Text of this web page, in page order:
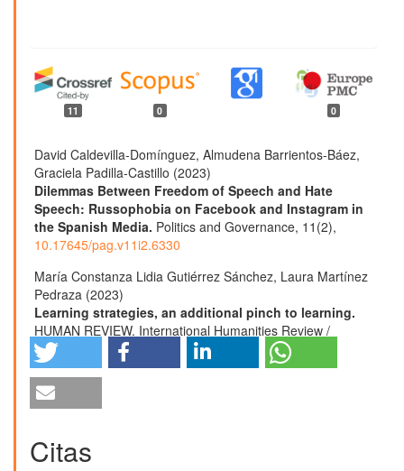
11 0 0
David Caldevilla-Domínguez, Almudena Barrientos-Báez,
Graciela Padilla-Castillo (2023)
Dilemmas Between Freedom of Speech and Hate
Speech: Russophobia on Facebook and Instagram in
the Spanish Media. Politics and Governance, 11 (2),
10.17645/pag.v11i2.6330
María Constanza Lidia Gutiérrez Sánchez, Laura Martínez
Pedraza (2023)
Learning strategies, an additional pinch to learning.
HUMAN REVIEW. International Humanities Review /
Revista Internacional De Humanidades,
16(5),
10.37819/revhuman.v16i5.1522
José A. García del Castillo, Álvaro García del Castillo-
Environmental Health.
Citas